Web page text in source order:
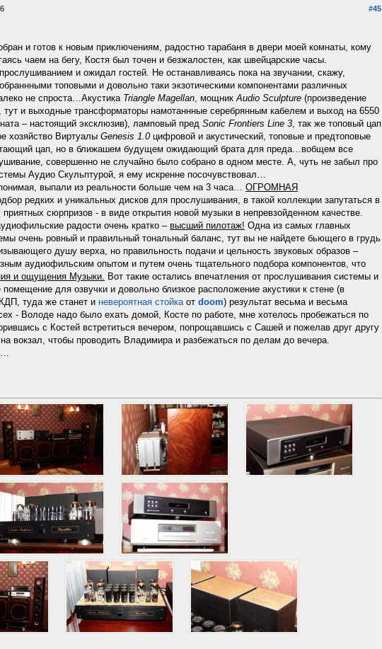
#45
и готов к новым приключениям, радостно тарабаня в двери моей комнаты, кому
чаем на бегу, Костя был точен и безжалостен, как швейцарские часы.
и ожидал гостей. Не останавливаясь пока на звучании, скажу,
топовыми и довольно таки экзотическими компонентами различных
не спроста…Акустика Triangle Magellan, мощникAudio Sculpture (произведение
тут и выходные трансформаторы намотаннные серебрянным кабелем и выход на 6550
– настоящий эксклюзив), ламповый пред Sonic Frontiers Line 3, так же топовый цап
хозяйство Виртуалы Genesis 1.0цифровой и акустический, топовые и предтоповые
цап, но в ближашем будущем ожидающий брата для преда…вобщем все
совершенно не случайно было собрано в одном месте. А, чуть не забыл про
Аудио Скульптурой, я ему искренне посочувствовал…
выпали из реальности больше чем на 3 часа… ОГРОМНАЯ
редких и уникальных дисков для прослушивания, в такой коллекции запутаться в
сюрпризов - в виде открытия новой музыки в непревзойденном качестве.
радости очень кратко – высший пилотаж! Одна из самых главных
очень ровный и правильный тональный баланс, тут вы не найдете бьющего в грудь
душу верха, но правильность подачи и цельность звуковых образов –
аудиофильским опытом и путем очень тщательного подбора компонентов, что
и ощущения Музыки. Вот такие остались впечатления от прослушивания системы и
для озвучки и довольно близкое расположение акустики к стене (в
туда же станет и невероятная стойкаот doom) результат весьма и весьма
- Володе надо было ехать домой, Косте по работе, мне хотелось пробежаться по
с Костей встретиться вечером, попрощавшись с Сашей и пожелав друг другу
вокзал, чтобы проводить Владимира и разбежаться по делам до вечера.